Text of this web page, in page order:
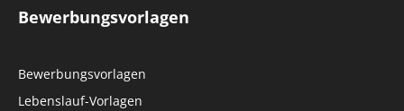
Bewerbungsvorlagen
Bewerbungsvorlagen
Lebenslauf-Vorlagen